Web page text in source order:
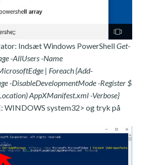
Indsæt Windows PowerShellGet-
-AllUsers -Name
| Foreach {Add-
-DisableDevelopmentMode -Register $
AppXManifest.xml -Verbose}
WINDOWS system32> og tryk på